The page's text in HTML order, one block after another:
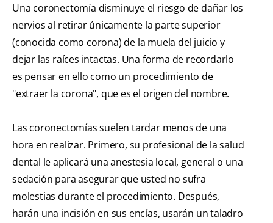
Una coronectomía disminuye el riesgo de dañar los
nervios al retirar únicamente la parte superior
(conocida como corona) de la muela del juicio y
dejar las raíces intactas. Una forma de recordarlo
es pensar en ello como un procedimiento de
"extraer la corona", que es el origen del nombre.
Las coronectomías suelen tardar menos de una
hora en realizar. Primero, su profesional de la salud
dental le aplicará una anestesia local, general o una
sedación para asegurar que usted no sufra
molestias durante el procedimiento. Después,
harán una incisión en sus encías, usarán un taladro